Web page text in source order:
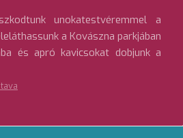
unokatestvéremmel a
a Kovászna parkjában
és apró kavicsokat dobjunk a